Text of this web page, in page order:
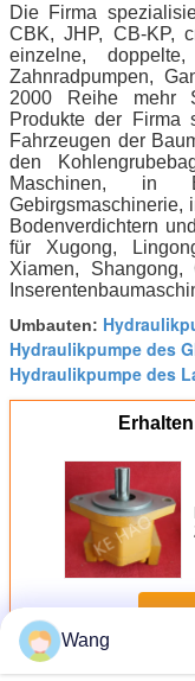
Die Firma
CBK, JHP, CB-KP,
einzelne,
Zahnradpumpen,
2000 Reihe mehr
Produkte der Firma
Fahrzeugen der
den
Maschinen, in
Gebirgsmaschinerie,
Bodenverdichtern
für Xugong,
Xiamen,
Umbauten:
Hydraulikpumpe des
Hydraulikpumpe des
Mehr
Wang